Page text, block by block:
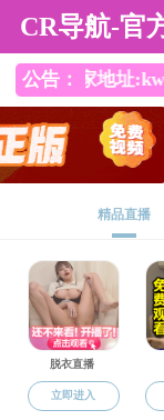
国产91
返回国产91
通知公告